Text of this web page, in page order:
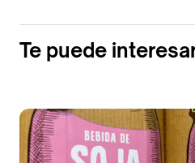
Te puede